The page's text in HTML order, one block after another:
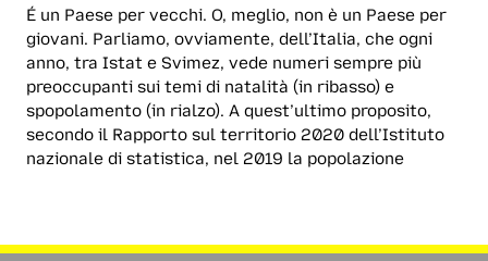
É un Paese per vecchi. O, meglio, non è un Paese per
giovani. Parliamo, ovviamente, dell’Italia, che ogni
anno, tra Istat e Svimez, vede numeri sempre più
preoccupanti sui temi di natalità (in ribasso) e
spopolamento (in rialzo). A quest’ultimo proposito,
secondo il Rapporto sul territorio 2020 dell’Istituto
nazionale di statistica, nel 2019 la popolazione